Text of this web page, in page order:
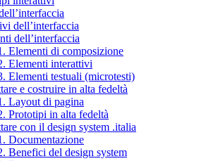
dell’interfaccia
dell’interfaccia
Elementi di composizione
Elementi interattivi
Elementi testuali (microtesti)
e costruire in alta fedeltà
Layout di pagina
Prototipi in alta fedeltà
con il design system .italia
Documentazione
Benefici del design system